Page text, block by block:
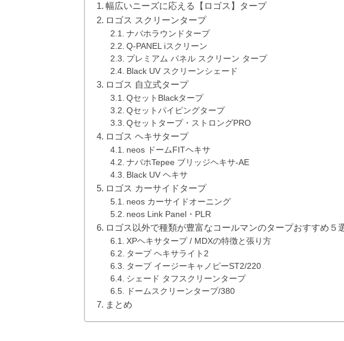
幅広いニーズに応える【ロゴス】タープ
ロゴス スクリーンタープ
ナバホラウンドタープ
Q-PANEL iスクリーン
プレミアム パネル スクリーン タープ
Black UV スクリーンシェード
ロゴス 自立式タープ
QセットBlackタープ
Qセットパイピングタープ
Qセットタープ・ストロングPRO
ロゴス ヘキサタープ
neos ドームFITヘキサ
ナバホTepee ブリッジヘキサ-AE
Black UV ヘキサ
ロゴス カーサイドタープ
neos カーサイドオーニング
neos Link Panel・PLR
ロゴス以外で種類が豊富なコールマンのタープおすすめ５
XPヘキサタープ / MDXの特徴と張り方
タープ ヘキサライト2
タープ イージーキャノピーST2/220
シェード タフスクリーンタープ
ドームスクリーンタープ/380
まとめ